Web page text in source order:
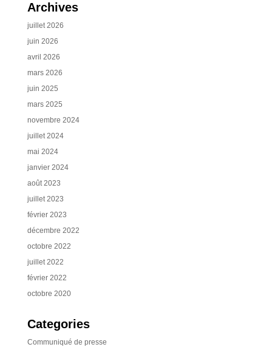
Archives
juillet 2026
juin 2026
avril 2026
mars 2026
juin 2025
mars 2025
novembre 2024
juillet 2024
mai 2024
janvier 2024
août 2023
juillet 2023
février 2023
décembre 2022
octobre 2022
juillet 2022
février 2022
octobre 2020
Categories
Communiqué de presse